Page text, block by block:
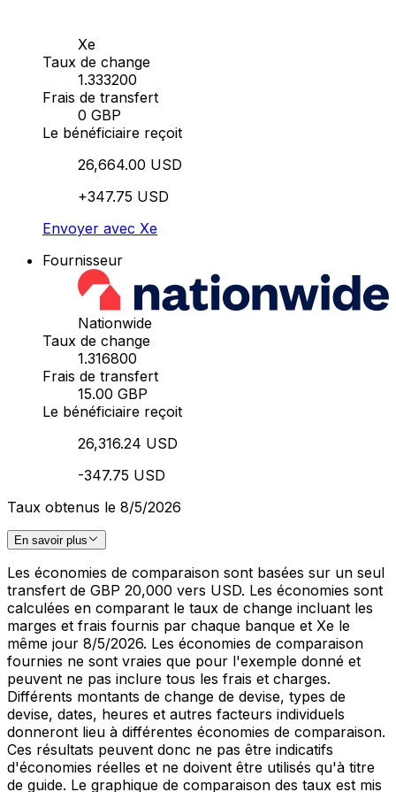
Xe
Taux de change
1.333200
Frais de transfert
0 GBP
Le bénéficiaire reçoit
26,664.00 USD
+347.75 USD
Envoyer avec Xe
Fournisseur
Nationwide
Taux de change
1.316800
Frais de transfert
15.00 GBP
Le bénéficiaire reçoit
26,316.24 USD
-347.75 USD
Taux obtenus le 8/5/2026
En savoir plus
Les économies de comparaison sont basées sur un seul
transfert de GBP 20,000 vers USD. Les économies sont
calculées en comparant le taux de change incluant les
marges et frais fournis par chaque banque et Xe le
même jour 8/5/2026. Les économies de comparaison
fournies ne sont vraies que pour l'exemple donné et
peuvent ne pas inclure tous les frais et charges.
Différents montants de change de devise, types de
devise, dates, heures et autres facteurs individuels
donneront lieu à différentes économies de comparaison.
Ces résultats peuvent donc ne pas être indicatifs
d'économies réelles et ne doivent être utilisés qu'à titre
de guide. Le graphique de comparaison des taux est mis